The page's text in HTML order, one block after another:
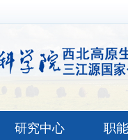
研究中心 职